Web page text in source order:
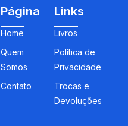
Página
Home
Quem
Somos
Contato
Links
Livros
Política de
Privacidade
Trocas e
Devoluções